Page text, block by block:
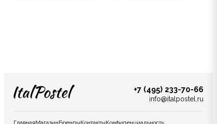
ГлавнаяМагазинБрендыКонтактыКонфиденциальность
+7 (495) 233-70-66
info@italpostel.ru